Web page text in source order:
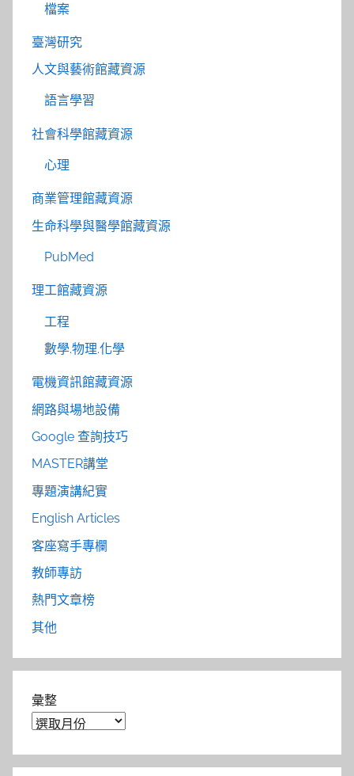
檔案
臺灣研究
人文與藝術館藏資源
語言學習
社會科學館藏資源
心理
商業管理館藏資源
生命科學與醫學館藏資源
PubMed
理工館藏資源
工程
數學.物理.化學
電機資訊館藏資源
網路與場地設備
Google 查詢技巧
MASTER講堂
專題演講紀實
English Articles
客座寫手專欄
教師專訪
熱門文章榜
其他
彙整